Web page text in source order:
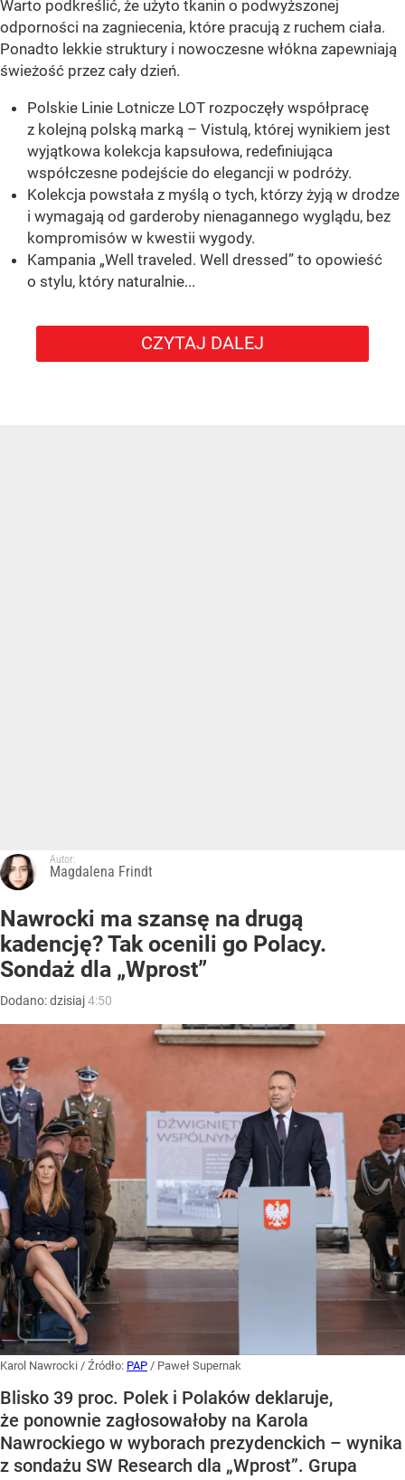
Warto podkreślić, że użyto tkanin o podwyższonej
odporności na zagniecenia, które pracują z ruchem ciała.
Ponadto lekkie struktury i nowoczesne włókna zapewniają
świeżość przez cały dzień.
Polskie Linie Lotnicze LOT rozpoczęły współpracę
z kolejną polską marką – Vistulą, której wynikiem jest
wyjątkowa kolekcja kapsułowa, redefiniująca
współczesne podejście do elegancji w podróży.
Kolekcja powstała z myślą o tych, którzy żyją w drodze
i wymagają od garderoby nienagannego wyglądu, bez
kompromisów w kwestii wygody.
Kampania „Well traveled. Well dressed” to opowieść
o stylu, który naturalnie...
CZYTAJ DALEJ
Autor:
Magdalena Frindt
Nawrocki ma szansę na drugą
kadencję? Tak ocenili go Polacy.
Sondaż dla „Wprost”
Dodano:dzisiaj4:50
Karol Nawrocki / Źródło: PAP / Paweł Supernak
Blisko 39 proc. Polek i Polaków deklaruje,
że ponownie zagłosowałoby na Karola
Nawrockiego w wyborach prezydenckich – wynika
z sondażu SW Research dla „Wprost”. Grupa